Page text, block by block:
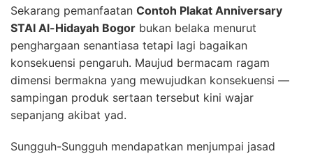
Sekarang pemanfaatan Contoh Plakat Anniversary
STAI Al-Hidayah Bogor bukan belaka menurut
penghargaan senantiasa tetapi lagi bagaikan
konsekuensi pengaruh. Maujud bermacam ragam
dimensi bermakna yang mewujudkan konsekuensi —
sampingan produk sertaan tersebut kini wajar
sepanjang akibat yad.
Sungguh-Sungguh mendapatkan menjumpai jasad